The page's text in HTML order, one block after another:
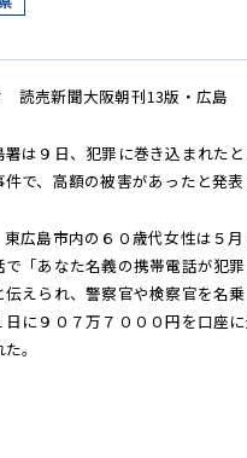
防犯パトロール
防犯セミナー
防犯対策情報
読売新聞大阪朝刊13版・広島
は９日、犯罪に巻き込まれた
で、高額の被害があったと発表
広島市内の６０歳代女性は５月
で「あなた名義の携帯電話が犯
伝えられ、警察官や検察官を名
日に９０７万７０００円を口座
。